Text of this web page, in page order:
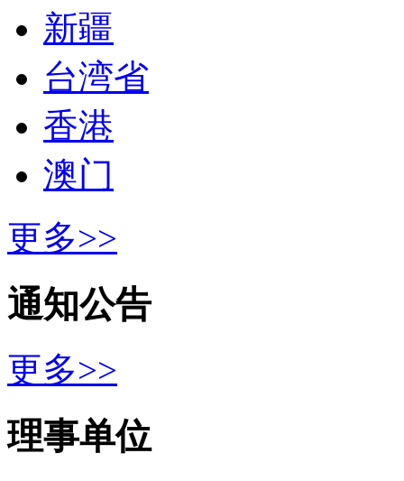
新疆
台湾省
香港
澳门
更多>>
通知公告
更多>>
理事单位